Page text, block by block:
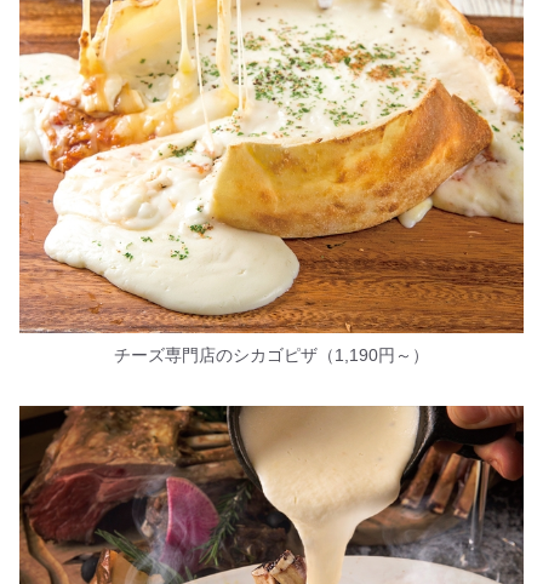
チーズ専門店のシカゴピザ（1,190円～）